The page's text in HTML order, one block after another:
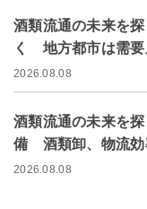
酒類流通の未来を
く 地方都市は需要
2026.08.08
酒類流通の未来を
備 酒類卸、物流
2026.08.08